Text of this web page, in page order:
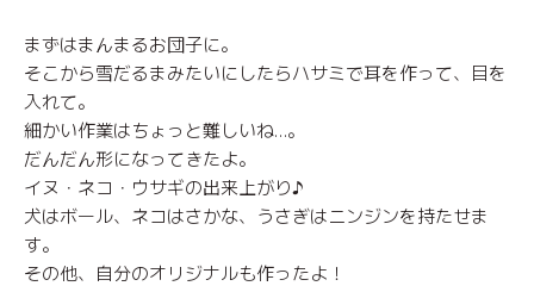
まずはまんまるお団子に。
そこから雪だるまみたいにしたらハサミで耳を作って、目を
入れて。
細かい作業はちょっと難しいね…。
だんだん形になってきたよ。
イヌ・ネコ・ウサギの出来上がり♪
犬はボール、ネコはさかな、うさぎはニンジンを持たせま
す。
その他、自分のオリジナルも作ったよ！